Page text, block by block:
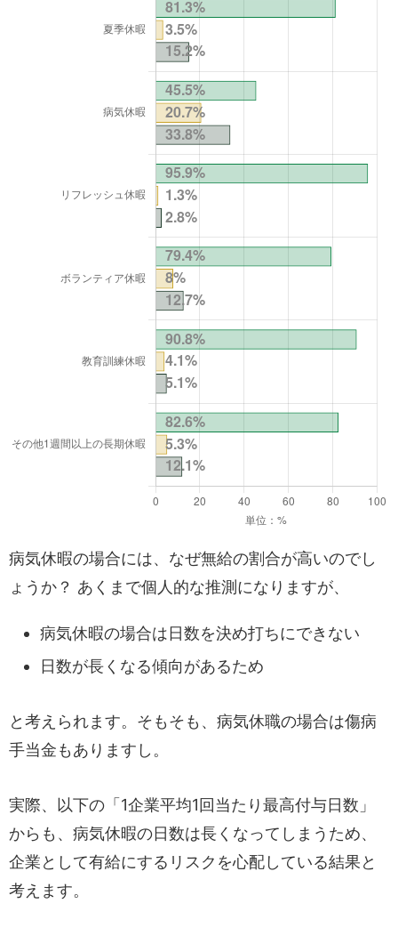
病気休暇の場合には、なぜ無給の割合が高いのでし
ょうか？ あくまで個人的な推測になりますが、
病気休暇の場合は日数を決め打ちにできない
日数が長くなる傾向があるため
と考えられます。そもそも、病気休職の場合は傷病
手当金もありますし。
実際、以下の「1企業平均1回当たり最高付与日数」
からも、病気休暇の日数は長くなってしまうため、
企業として有給にするリスクを心配している結果と
考えます。